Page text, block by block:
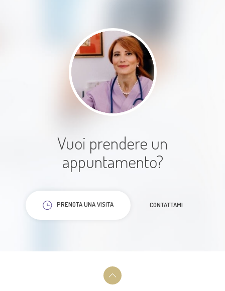
La dottoressa è fantastica. La
comunicazione e la professionalità
sono eccellenti. Ve la consiglio.
La Dottoressa è molto empatica,
o legge solo le analisi, ma guarda
alla persona, alla sua anamnesi, e a
Vuoi prendere un
appuntamento?
PRENOTA UNA VISITA CONTATTAMI